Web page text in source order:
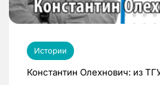
Истории
Константин Олехнович: из